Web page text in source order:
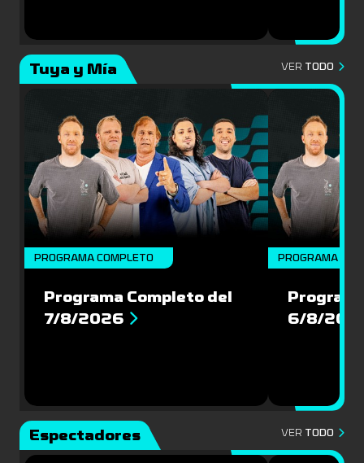
Tuya y Mía VER TODO
PROGRAMA COMPLETO
Programa Completo del
7/8/2026
PROGRAMA
6/8/
Espectadores VER TODO